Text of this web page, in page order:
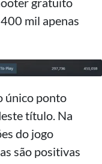
mil apenas
único ponto
título. Na
do jogo
são positivas